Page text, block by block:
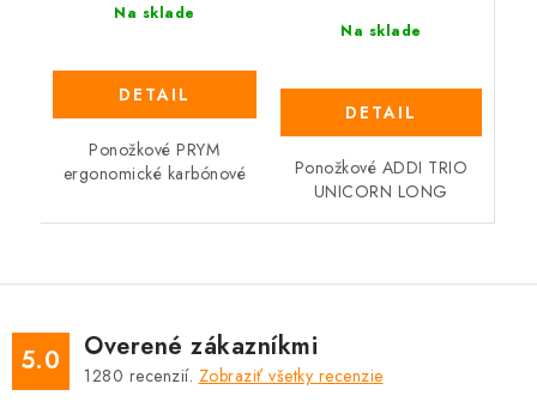
Na sklade
DETAIL
Ponožkové PRYM
ergonomické karbónové
Na sklade
DETAIL
Ponožkové ADDI TRIO
UNICORN LONG
5.0 Overené zákazníkmi
1280 recenzií. Zobraziť všetky recenzie